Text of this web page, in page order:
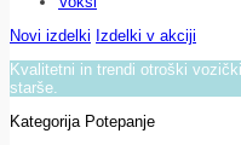
Novi izdelki Izdelki v akciji
Kvalitetni in trendi otroški
starše.
Kategorija Potepanje